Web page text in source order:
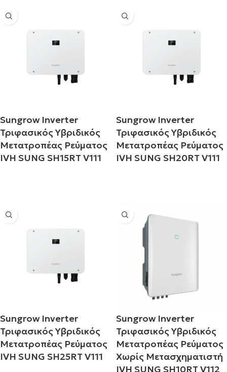
Sungrow Inverter
Τριφασικός Υβριδικός
Μετατροπέας Ρεύματος
IVH SUNG SH15RT V111
Sungrow Inverter
Τριφασικός Υβριδικός
Μετατροπέας Ρεύματος
IVH SUNG SH20RT V111
Sungrow Inverter
Τριφασικός Υβριδικός
Μετατροπέας Ρεύματος
IVH SUNG SH25RT V111
Sungrow Inverter
Τριφασικός Υβριδικός
Μετατροπέας Ρεύματος
Χωρίς Μετασχηματιστή
IVH SUNG SH10RT V112